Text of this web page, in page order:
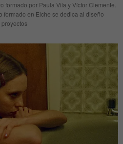
formado por Paula Vila y Víctor Clemente.
formado en Elche se dedica al diseño